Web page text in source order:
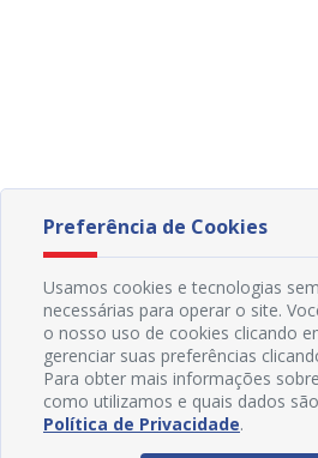
Preferência de Cookies
Usamos cookies e tecnologias
necessárias para operar o site.
o nosso uso de cookies clicando
gerenciar suas preferências
Para obter mais informações
como utilizamos e quais dados
Política de Privacidade.